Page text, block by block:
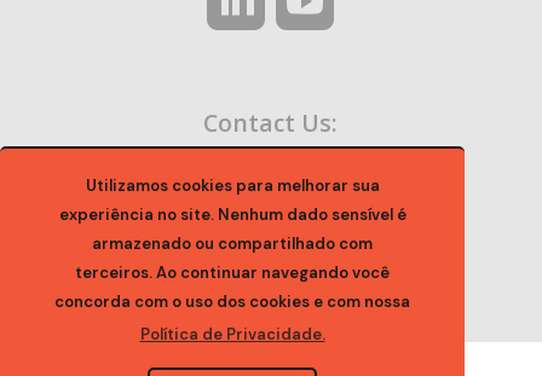
Utilizamos cookies para melhorar sua
experiência no site. Nenhum dado sensível é
armazenado ou compartilhado com
terceiros. Ao continuar navegando você
concorda com o uso dos cookies e com nossa
Política de Privacidade.
Contact Us: